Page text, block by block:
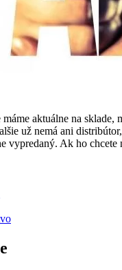
aktuálne na sklade,
už nemá ani
vypredaný. Ak ho chcete